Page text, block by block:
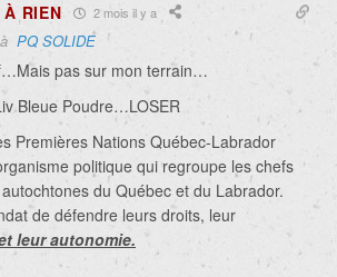
RIEN 2 mois il y a
PQ SOLIDE
pas sur mon terrain…
Bleue Poudre…LOSER
Premières Nations Québec-Labrador
politique qui regroupe les chefs
du Québec et du Labrador.
de défendre leurs droits, leur
leur autonomie.